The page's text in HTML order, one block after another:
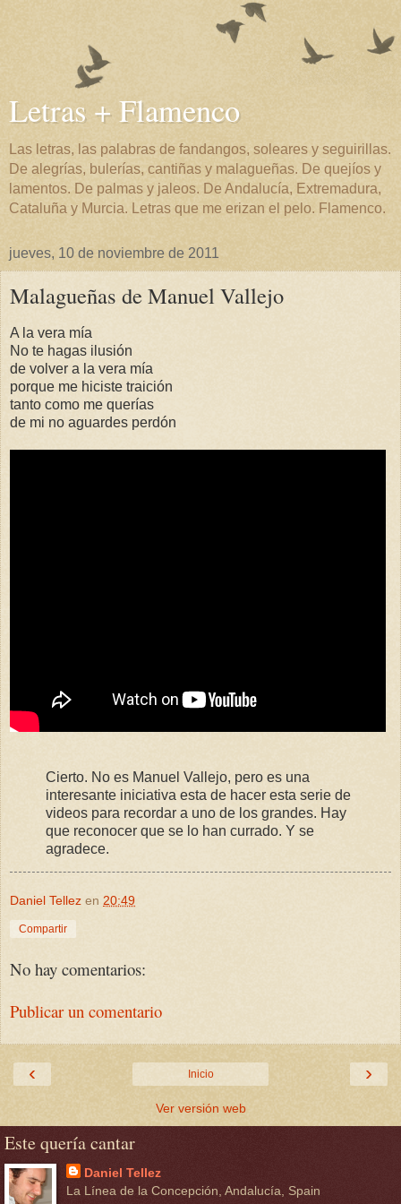
Letras + Flamenco
Las letras, las palabras de fandangos, soleares y seguirillas.
De alegrías, bulerías, cantiñas y malagueñas. De quejíos y
lamentos. De palmas y jaleos. De Andalucía, Extremadura,
Cataluña y Murcia. Letras que me erizan el pelo. Flamenco.
jueves, 10 de noviembre de 2011
Malagueñas de Manuel Vallejo
A la vera mía
No te hagas ilusión
de volver a la vera mía
porque me hiciste traición
tanto como me querías
de mi no aguardes perdón
Cierto. No es Manuel Vallejo, pero es una
interesante iniciativa esta de hacer esta serie de
videos para recordar a uno de los grandes. Hay
que reconocer que se lo han currado. Y se
agradece.
Daniel Tellez en 20:49
Compartir
No hay comentarios:
Publicar un comentario
‹ ›
Inicio
Ver versión web
Este quería cantar
Daniel Tellez
La Línea de la Concepción, Andalucía, Spain